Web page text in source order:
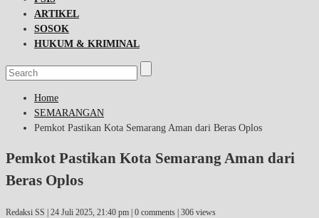
ARTIKEL
SOSOK
HUKUM & KRIMINAL
Home
SEMARANGAN
Pemkot Pastikan Kota Semarang Aman dari Beras Oplos
Pemkot Pastikan Kota Semarang Aman dari
Beras Oplos
Redaksi SS | 24 Juli 2025, 21:40 pm | 0 comments | 306 views